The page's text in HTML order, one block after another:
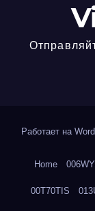
Работает на
Home
00T70TIS